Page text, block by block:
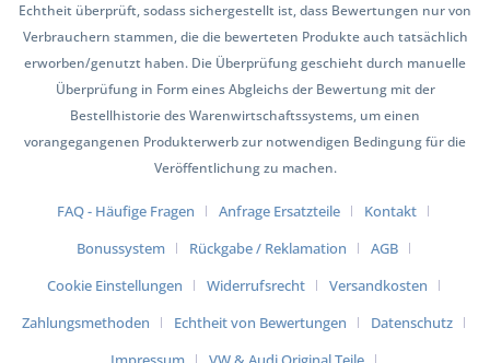
Echtheit überprüft, sodass sichergestellt ist, dass Bewertungen nur von
Verbrauchern stammen, die die bewerteten Produkte auch tatsächlich
erworben/genutzt haben. Die Überprüfung geschieht durch manuelle
Überprüfung in Form eines Abgleichs der Bewertung mit der
Bestellhistorie des Warenwirtschaftssystems, um einen
vorangegangenen Produkterwerb zur notwendigen Bedingung für die
Veröffentlichung zu machen.
FAQ - Häufige Fragen Anfrage Ersatzteile
Kontakt
Bonussystem
Rückgabe / Reklamation
AGB
Cookie Einstellungen
Widerrufsrecht
Versandkosten
Zahlungsmethoden
Echtheit von Bewertungen
Datenschutz